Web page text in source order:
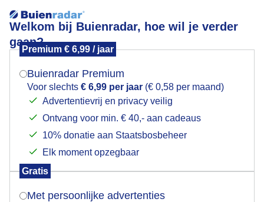
Welkom bij Buienradar, hoe wil je verder
gaan?
Premium € 6,99 / jaar
Buienradar Premium
Voor slechts € 6,99 per jaar (€ 0,58 per maand)
Advertentievrij en privacy veilig
Ontvang voor min. € 40,- aan cadeaus
10% donatie aan Staatsbosbeheer
Elk moment opzegbaar
Gratis
Met persoonlijke advertenties
zandsculpturen
Een moment geduld aub...
Populaire categorieën
Lente
Mogen we je locatie gebruiken voor het
Indien je hier nog geen akkoord op hebt gegeven,
verschijnt er zo een pop-up uit je browser waarin
Is goed, toon de popup